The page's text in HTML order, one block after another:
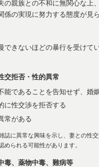
の親族との不和に無関心な上
係の実現に努力する態度が見
できないほどの暴行を受けて
交拒否・性的異常
能であることを告知せず、婚
に性交渉を拒否する
常がある
誌に異常な興味を示し、妻との性
められる可能性があります。
毒、薬物中毒、難病等